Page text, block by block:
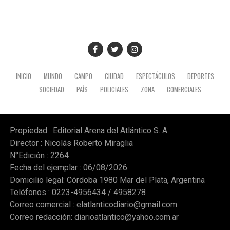
mayor presupuesto para los establecimientos y
programas escolares. (NA)
INICIO MUNDO CAMPO CIUDAD ESPECTÁCULOS
DEPORTES
SOCIEDAD
PAÍS POLICIALES ZONA COMERCIALES
Propiedad : Editorial Arena del Atlántico S. A.
Director : Nicolás Roberto Miraglia
N°Edición : 2264
Fecha del ejemplar : 06/08/2026
Domicilio legal: Córdoba 1980 Mar del Plata, Argentina
Teléfonos : 0223-4956434 / 4958278
Correo comercial : elatlanticodiario@gmail.com
Correo redacción: diarioatlantico@yahoo.com.ar